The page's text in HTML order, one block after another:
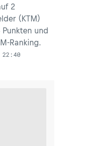
2
(KTM)
und
Ranking.